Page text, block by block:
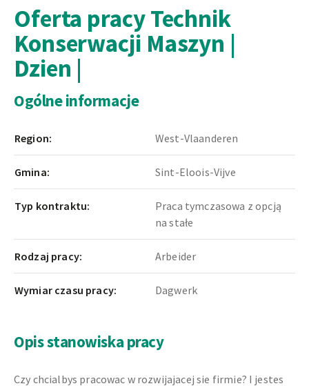
Oferta pracy Technik
Konserwacji Maszyn |
Dzien |
Ogólne informacje
Region: West-Vlaanderen
Gmina: Sint-Eloois-Vijve
Typ kontraktu:
Praca tymczasowa z opcją
na stałe
Rodzaj pracy: Arbeider
Wymiar czasu pracy: Dagwerk
Opis stanowiska pracy
Czy chcialbys pracowac w rozwijajacej sie firmie? I jestes